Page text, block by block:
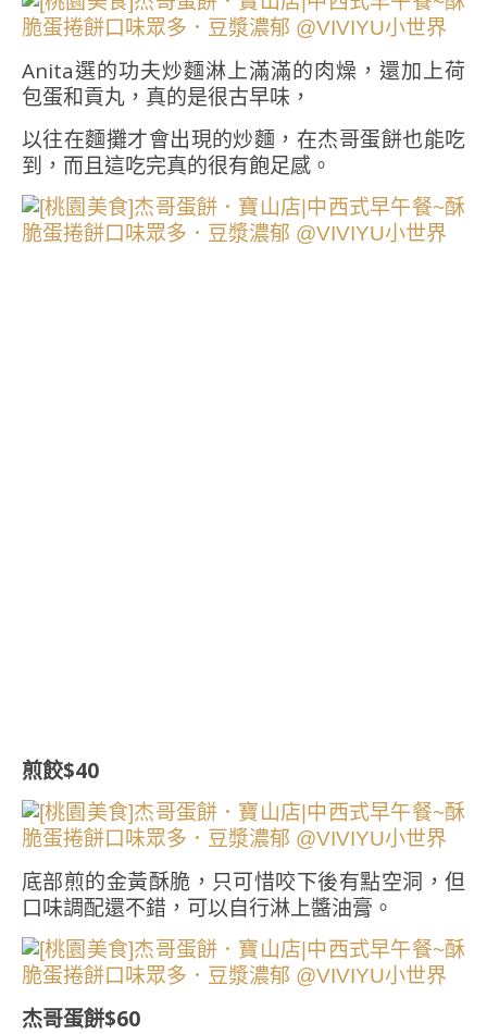
Anita選的功夫炒麵淋上滿滿的肉燥，還加上荷
包蛋和貢丸，真的是很古早味，
以往在麵攤才會出現的炒麵，在杰哥蛋餅也能吃
到，而且這吃完真的很有飽足感。
煎餃$40
底部煎的金黃酥脆，只可惜咬下後有點空洞，但
口味調配還不錯，可以自行淋上醬油膏。
杰哥蛋餅$60